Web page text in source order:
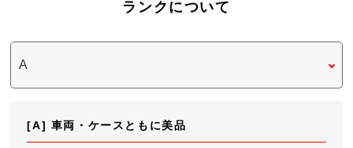
ランクについて
[A] 車両・ケースともに美品